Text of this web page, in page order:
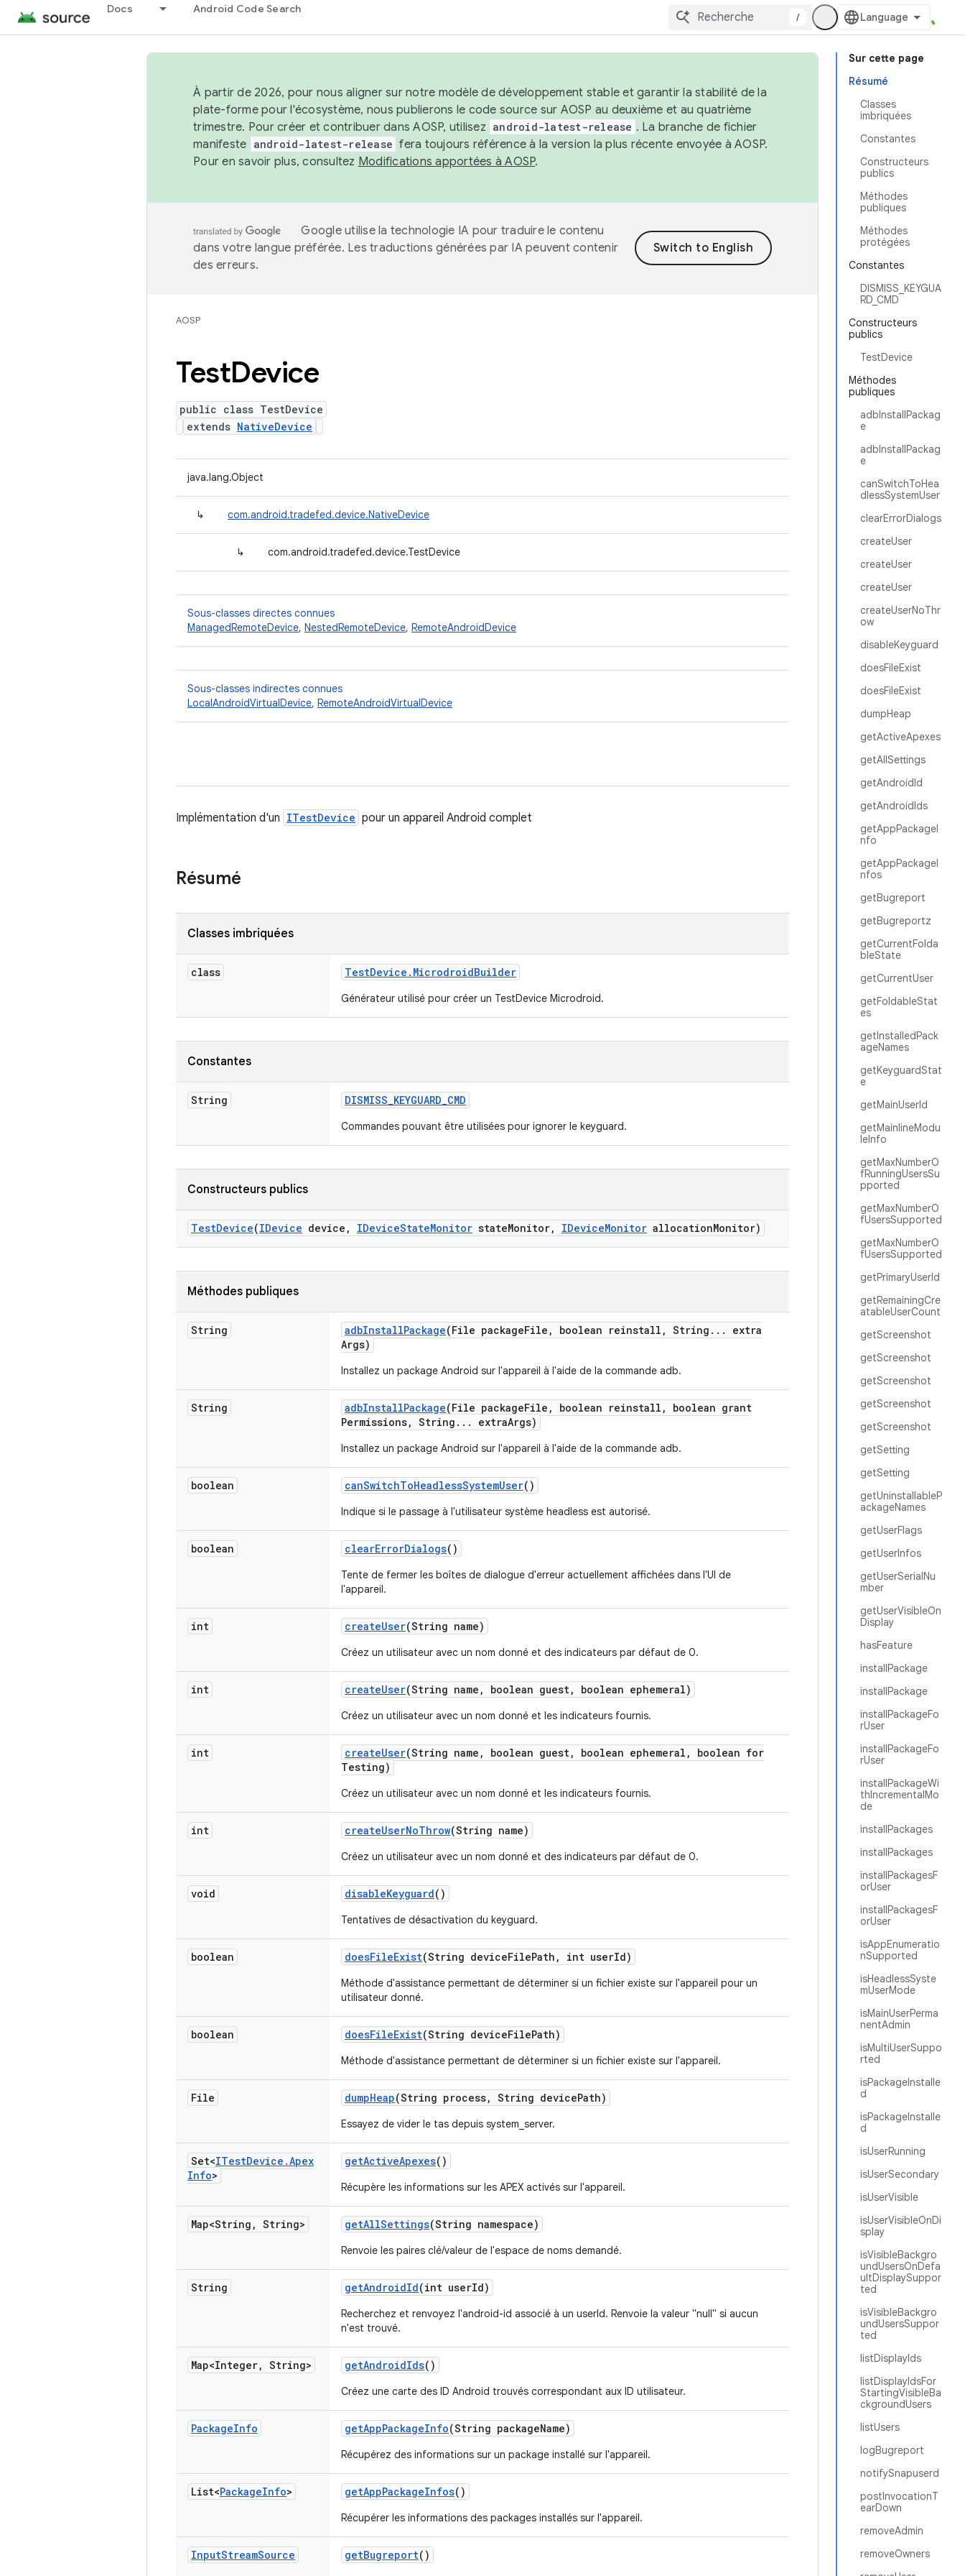
Docs Android Code Search
/
Sur cette page
Résumé
Classes
imbriquées
Constantes
Constructeurs
publics
Méthodes
publiques
Méthodes
protégées
Constantes
DISMISS_KEYGUA
RD_CMD
Constructeurs
publics
TestDevice
Méthodes
publiques
adbInstallPackag
e
adbInstallPackag
e
canSwitchToHea
dlessSystemUser
clearErrorDialogs
createUser
createUser
createUser
createUserNoThr
ow
disableKeyguard
doesFileExist
doesFileExist
dumpHeap
getActiveApexes
getAllSettings
getAndroidId
getAndroidIds
getAppPackageI
nfo
getAppPackageI
nfos
getBugreport
getBugreportz
getCurrentFolda
bleState
getCurrentUser
getFoldableStat
es
getInstalledPack
ageNames
getKeyguardStat
e
getMainUserId
getMainlineModu
leInfo
getMaxNumberO
fRunningUsersSu
pported
getMaxNumberO
fUsersSupported
getMaxNumberO
fUsersSupported
getPrimaryUserId
getRemainingCre
atableUserCount
getScreenshot
getScreenshot
getScreenshot
getScreenshot
getScreenshot
getSetting
getSetting
getUninstallableP
ackageNames
getUserFlags
getUserInfos
getUserSerialNu
mber
getUserVisibleOn
Display
hasFeature
installPackage
installPackage
installPackageFo
rUser
installPackageFo
rUser
installPackageWi
thIncrementalMo
de
installPackages
installPackages
installPackagesF
orUser
installPackagesF
orUser
isAppEnumeratio
nSupported
isHeadlessSyste
mUserMode
isMainUserPerma
nentAdmin
isMultiUserSuppo
rted
isPackageInstalle
d
isPackageInstalle
d
isUserRunning
isUserSecondary
isUserVisible
isUserVisibleOnDi
splay
isVisibleBackgro
undUsersOnDefa
ultDisplaySuppor
ted
isVisibleBackgro
undUsersSuppor
ted
listDisplayIds
listDisplayIdsFor
StartingVisibleBa
ckgroundUsers
listUsers
logBugreport
notifySnapuserd
postInvocationT
earDown
removeAdmin
removeOwners
À partir de 2026, pour nous aligner sur notre modèle de développement stable et garantir la stabilité de la
plate-forme pour l'écosystème, nous publierons le code source sur AOSP au deuxième et au quatrième
trimestre. Pour créer et contribuer dans AOSP, utilisez android-latest-release . La branche de fichier
manifeste android-latest-release fera toujours référence à la version la plus récente envoyée à AOSP.
Pour en savoir plus, consultez Modifications apportées à AOSP.
Google utilise la technologie IA pour traduire le contenu
dans votre langue préférée. Les traductions générées par IA peuvent contenir
des erreurs.
AOSP
TestDevice
public class TestDevice
extends NativeDevice
java.lang.Object
↳ com.android.tradefed.device.NativeDevice
↳ com.android.tradefed.device.TestDevice
Sous-classes directes connues
ManagedRemoteDevice, NestedRemoteDevice, RemoteAndroidDevice
Sous-classes indirectes connues
LocalAndroidVirtualDevice, RemoteAndroidVirtualDevice
Implémentation d'un ITestDevice pour un appareil Android complet
Résumé
Classes imbriquées
class TestDevice . MicrodroidBuilder
Générateur utilisé pour créer un TestDevice Microdroid.
Constantes
String DISMISS_KEYGUARD_CMD
Commandes pouvant être utilisées pour ignorer le keyguard.
Constructeurs publics
TestDevice(IDevice device , IDeviceStateMonitor stateMonitor, IDeviceMonitor allocationMonitor)
Méthodes publiques
String adbInstallPackage(File packageFile , boolean reinstall , String . . .
extra
Args)
Installez un package Android sur l'appareil à l'aide de la commande adb.
String adbInstallPackage(File packageFile , boolean reinstall ,
boolean grant
Permissions, String . . . extraArgs)
Installez un package Android sur l'appareil à l'aide de la commande adb.
boolean canSwitchToHeadlessSystemUser()
Indique si le passage à l'utilisateur système headless est autorisé.
boolean clearErrorDialogs()
Tente de fermer les boîtes de dialogue d'erreur actuellement affichées dans l'UI de
l'appareil.
int createUser(String name)
Créez un utilisateur avec un nom donné et des indicateurs par défaut de 0.
int createUser(String name , boolean guest, boolean ephemeral)
Créez un utilisateur avec un nom donné et les indicateurs fournis.
int createUser(String name , boolean guest, boolean ephemeral ,
boolean for
Testing)
Créez un utilisateur avec un nom donné et les indicateurs fournis.
int createUserNoThrow(String name)
Créez un utilisateur avec un nom donné et des indicateurs par défaut de 0.
void disableKeyguard()
Tentatives de désactivation du keyguard.
boolean doesFileExist(String deviceFilePath , int userId)
Méthode d'assistance permettant de déterminer si un fichier existe sur l'appareil pour un
utilisateur donné.
boolean doesFileExist(String deviceFilePath)
Méthode d'assistance permettant de déterminer si un fichier existe sur l'appareil.
File dumpHeap(String process, String devicePath)
Essayez de vider le tas depuis system_server.
Set<ITestDevice .Apex
Info>
getActiveApexes()
Récupère les informations sur les APEX activés sur l'appareil.
Map<String , String> getAllSettings(String namespace)
Renvoie les paires clé/valeur de l'espace de noms demandé.
String getAndroidId(int userId)
Recherchez et renvoyez l'android-id associé à un userId. Renvoie la valeur "null" si aucun
n'est trouvé.
Map<Integer, String> getAndroidIds()
Créez une carte des ID Android trouvés correspondant aux ID utilisateur.
PackageInfo getAppPackageInfo(String packageName)
Récupérez des informations sur un package installé sur l'appareil.
List<PackageInfo> getAppPackageInfos()
Récupérer les informations des packages installés sur l'appareil.
InputStreamSource getBugreport()